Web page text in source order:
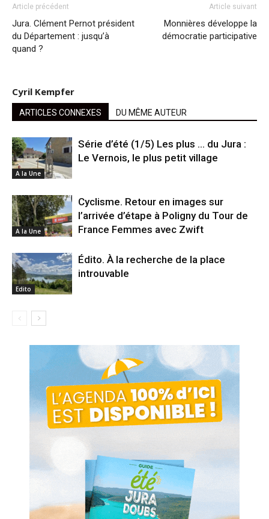
Article précédent
Jura. Clément Pernot président
du Département : jusqu’à
quand ?
Article suivant
Monnières développe la
démocratie participative
Cyril Kempfer
ARTICLES CONNEXES DU MÊME AUTEUR
A la Une
Série d’été (1/5) Les plus … du Jura :
Le Vernois, le plus petit village
A la Une
Cyclisme. Retour en images sur
l’arrivée d’étape à Poligny du Tour de
France Femmes avec Zwift
Edito
Édito. À la recherche de la place
introuvable